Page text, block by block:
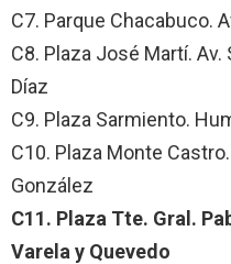
C7. Parque Chacabuco.
C8. Plaza José Martí. Av.
Díaz
C9. Plaza Sarmiento.
C10. Plaza Monte
González
C11. Plaza Tte. Gral.
Varela y Quevedo